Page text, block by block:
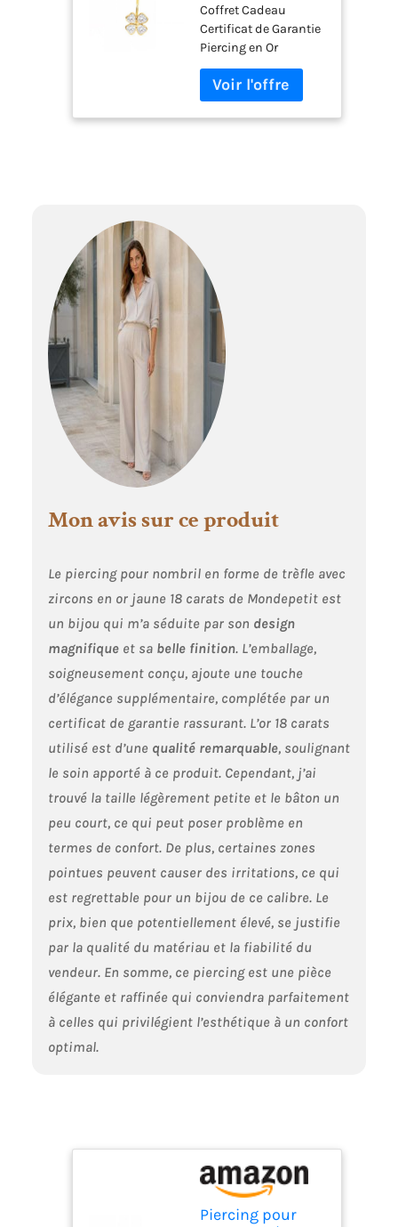
jaune 18 carats -
Certificat de
Garantie - Coffret
Cadeau -
Mondepetit
Coffret Cadeau
Certificat de Garantie
Piercing en Or
Mon avis sur ce produit
Le piercing pour nombril en forme de trèfle avec
zircons en or jaune 18 carats de Mondepetit est
un bijou qui m’a séduite par son design
magnifiqueet sa belle finition. L’emballage,
soigneusement conçu, ajoute une touche
d’élégance supplémentaire, complétée par un
certificat de garantie rassurant. L’or 18 carats
utilisé est d’une qualité remarquable, soulignant
le soin apporté à ce produit. Cependant, j’ai
trouvé la taille légèrement petite et le bâton un
peu court, ce qui peut poser problème en
termes de confort. De plus, certaines zones
pointues peuvent causer des irritations, ce qui
est regrettable pour un bijou de ce calibre. Le
prix, bien que potentiellement élevé, se justifie
par la qualité du matériau et la fiabilité du
vendeur. En somme, ce piercing est une pièce
élégante et raffinée qui conviendra parfaitement
à celles qui privilégient l’esthétique à un confort
optimal.
Piercing pour